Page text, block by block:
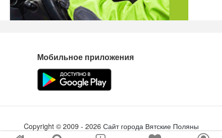
Мобильное приложения
Copyright © 2009 - 2026 Сайт города Вятские Поляны
Создание сайта
tabson.ru